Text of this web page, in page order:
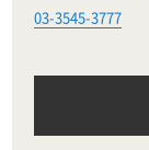
03-3545-3777